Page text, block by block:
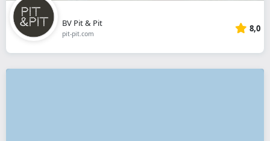
BV Pit & Pit
pit-pit.com 8,0